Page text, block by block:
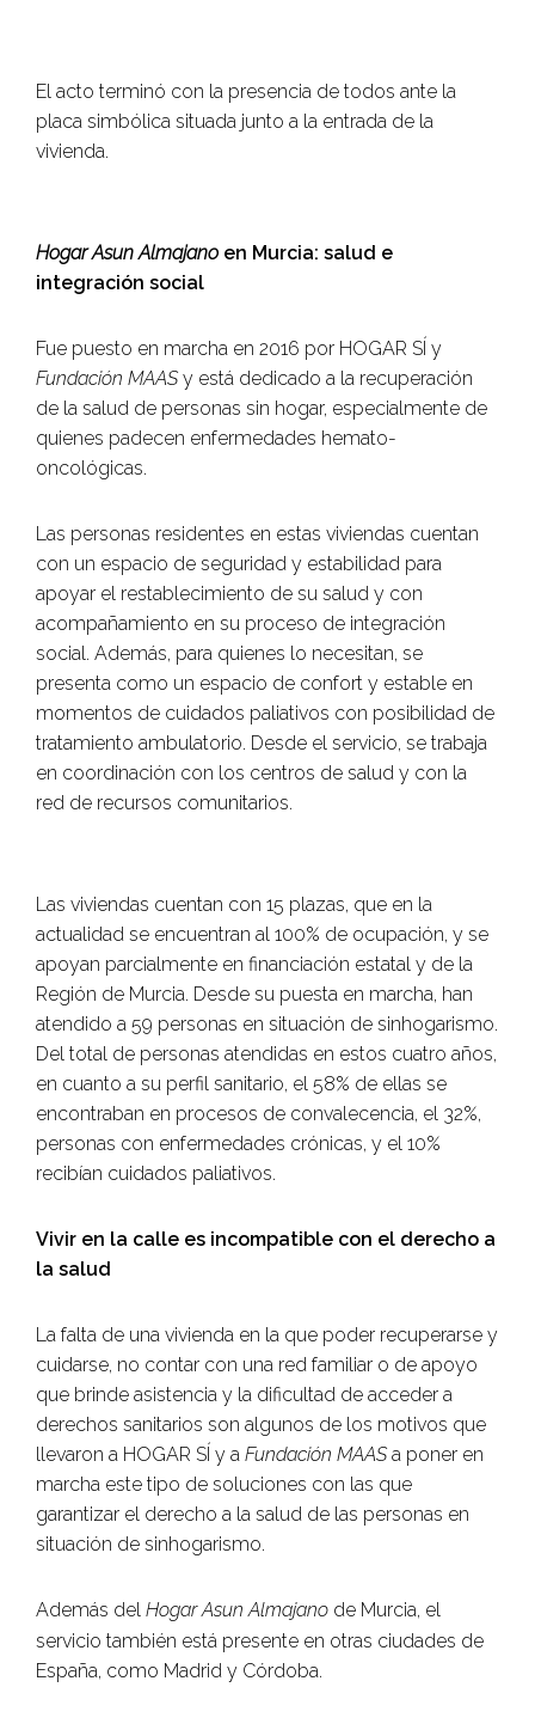
El acto terminó con la presencia de todos ante la
placa simbólica situada junto a la entrada de la
vivienda.
Hogar Asun Almajano en Murcia: salud e
integración social
Fue puesto en marcha en 2016 por HOGAR SÍ y
Fundación MAAS y está dedicado a la recuperación
de la salud de personas sin hogar, especialmente de
quienes padecen enfermedades hemato-
oncológicas.
Las personas residentes en estas viviendas cuentan
con un espacio de seguridad y estabilidad para
apoyar el restablecimiento de su salud y con
acompañamiento en su proceso de integración
social. Además, para quienes lo necesitan, se
presenta como un espacio de confort y estable en
momentos de cuidados paliativos con posibilidad de
tratamiento ambulatorio. Desde el servicio, se trabaja
en coordinación con los centros de salud y con la
red de recursos comunitarios.
Las viviendas cuentan con 15 plazas, que en la
actualidad se encuentran al 100% de ocupación, y se
apoyan parcialmente en financiación estatal y de la
Región de Murcia. Desde su puesta en marcha, han
atendido a 59 personas en situación de sinhogarismo.
Del total de personas atendidas en estos cuatro años,
en cuanto a su perfil sanitario, el 58% de ellas se
encontraban en procesos de convalecencia, el 32%,
personas con enfermedades crónicas, y el 10%
recibían cuidados paliativos.
Vivir en la calle es incompatible con el derecho a
la salud
La falta de una vivienda en la que poder recuperarse y
cuidarse, no contar con una red familiar o de apoyo
que brinde asistencia y la dificultad de acceder a
derechos sanitarios son algunos de los motivos que
llevaron a HOGAR SÍ y a Fundación MAAS a poner en
marcha este tipo de soluciones con las que
garantizar el derecho a la salud de las personas en
situación de sinhogarismo.
Además del Hogar Asun Almajano de Murcia, el
servicio también está presente en otras ciudades de
España, como Madrid y Córdoba.